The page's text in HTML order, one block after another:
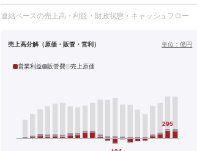
連結ベースの売上高・利益・財政状態・キャッシュフロー
売上高分解（原価・販管・営利） 単位：億円
営業利益 販管費 売上原価